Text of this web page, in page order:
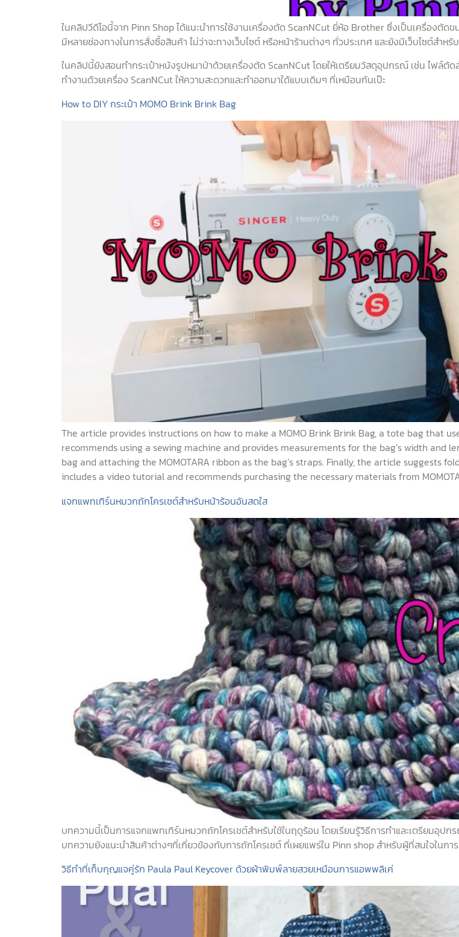
ในคลิปวีดีโอนี้จาก Pinn Shop ได้แนะนำการใช้งานเครื่องตัด ScanNCut ยี่ห้อ Brother ซึ่งเป็นเครื่องตั
มีหลายช่องทางในการสั่งซื้อสินค้า ไม่ว่าจะทางเว็บไซต์ หรือหน้าร้านต่างๆ ทั่วประเทศ และยังมีเว็บไซต์สำ
ในคลิปนี้ยังสอนทำกระเป๋าหนังรูปหมาป่าด้วยเครื่องตัด ScanNCut โดยให้เตรียมวัสดุอุปกรณ์ เช่น ไฟล์ตัด
ทำงานด้วยเครื่อง ScanNCut ให้ความสะดวกและทำออกมาใด้แบบเดิมๆ ที่เหมือนกันเป๊ะ
How to DIY กระเป๋า MOMO Brink Brink Bag
The article provides instructions on how to make a MOMO Brink Brink Bag, a tote bag that
recommends using a sewing machine and provides measurements for the bag’s width and
bag and attaching the MOMOTARA ribbon as the bag’s straps. Finally, the article suggests
includes a video tutorial and recommends purchasing the necessary materials from
แจกแพทเทิร์นหมวกถักโครเชต์สำหรับหน้าร้อนอันสดใส
บทความนี้เป็นการแจกแพทเทิร์นหมวกถักโครเชต์สำหรับใช้ในฤดูร้อน โดยเรียนรู้วิธีการทำและเตรียมอุป
บทความยังแนะนำสินค้าต่างๆที่เกี่ยวข้องกับการถักโครเชต์ ที่เผยแพร่ใน Pinn shop สำหรับผู้ที่สนใจในกา
วิธีทำที่เก็บกุญแจคู่รัก Paula Paul Keycover ด้วยผ้าพิมพ์ลายสวยเหมือนการแอพพลิเค่